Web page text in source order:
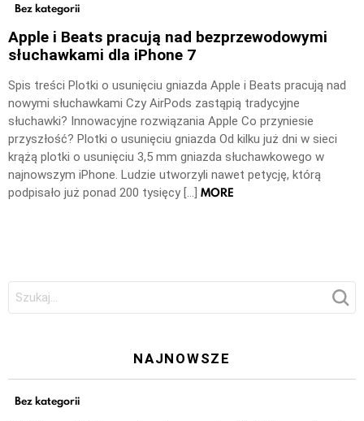
Bez kategorii
Apple i Beats pracują nad bezprzewodowymi
słuchawkami dla iPhone 7
Spis treści Plotki o usunięciu gniazda Apple i Beats pracują nad
nowymi słuchawkami Czy AirPods zastąpią tradycyjne
słuchawki? Innowacyjne rozwiązania Apple Co przyniesie
przyszłość? Plotki o usunięciu gniazda Od kilku już dni w sieci
krążą plotki o usunięciu 3,5 mm gniazda słuchawkowego w
najnowszym iPhone. Ludzie utworzyli nawet petycję, którą
podpisało już ponad 200 tysięcy […] MORE
Szukaj:
NAJNOWSZE
Bez kategorii